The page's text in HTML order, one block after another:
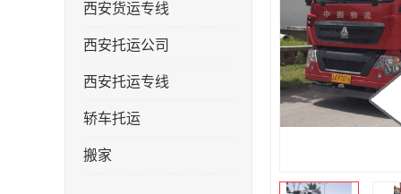
西安货运专线
西安托运公司
西安托运专线
轿车托运
搬家